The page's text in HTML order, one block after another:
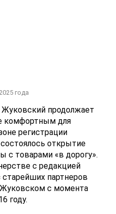
года
продолжает
комфортным для
регистрации
открытие
с товарами «в дорогу».
с редакцией
партнеров
с момента
году.